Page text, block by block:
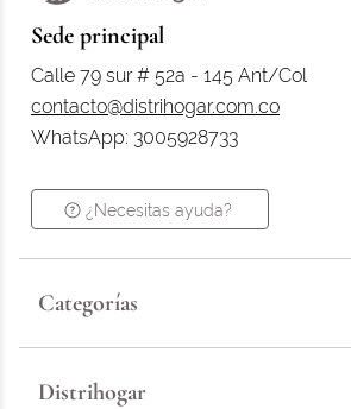
Sede principal
Calle 79 sur # 52a - 145 Ant/Col
contacto@distrihogar.com.co
WhatsApp: 3005928733
¿Necesitas ayuda?
Categorías
Distrihogar